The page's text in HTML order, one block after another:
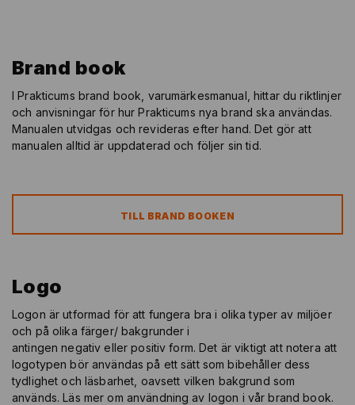
Brand book
I Prakticums brand book, varumärkesmanual, hittar du riktlinjer
och anvisningar för hur Prakticums nya brand ska användas.
Manualen utvidgas och revideras efter hand. Det gör att
manualen alltid är uppdaterad och följer sin tid.
TILL BRAND BOOKEN
Logo
Logon är utformad för att fungera bra i olika typer av miljöer
och på olika färger/ bakgrunder i
antingen negativ eller positiv form. Det är viktigt att notera att
logotypen bör användas på ett sätt som bibehåller dess
tydlighet och läsbarhet, oavsett vilken bakgrund som
används. Läs mer om användning av logon i vår brand book.